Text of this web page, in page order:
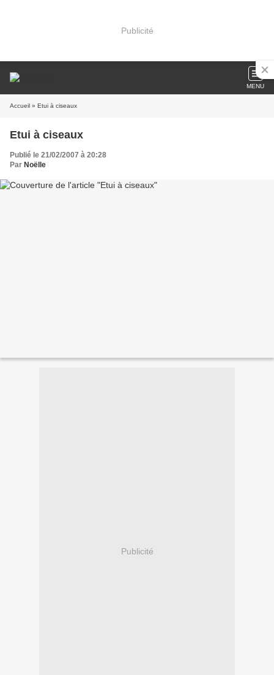
Publicité
MENU
Accueil » Etui à ciseaux
Etui à ciseaux
Publié le 21/02/2007 à 20:28
Par Noëlle
Publicité